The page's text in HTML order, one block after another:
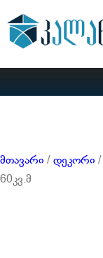
მთავარი / დეკორი /
60კვ.მ